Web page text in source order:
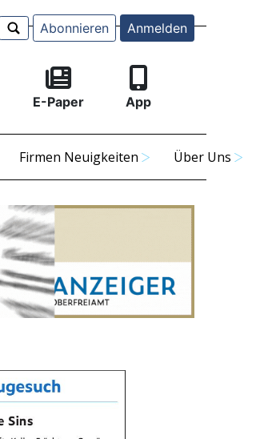
Abonnieren Anmelden
E-Paper App
Firmen Neuigkeiten Über Uns